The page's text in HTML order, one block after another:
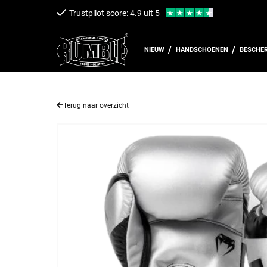
naar de contentTrustpilot score: 4.9 uit 5
NIEUW HANDSCHOENEN
Terug naar overzicht